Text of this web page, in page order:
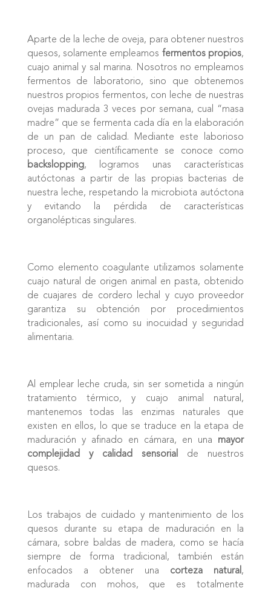
Aparte de la leche de oveja, para obtener nuestros
quesos, solamente empleamos fermentos propios,
cuajo animal y sal marina. Nosotros no empleamos
fermentos de laboratorio, sino que obtenemos
nuestros propios fermentos, con leche de nuestras
ovejas madurada 3 veces por semana, cual “masa
madre” que se fermenta cada día en la elaboración
de un pan de calidad. Mediante este laborioso
proceso, que científicamente se conoce como
backslopping, logramos unas características
autóctonas a partir de las propias bacterias de
nuestra leche, respetando la microbiota autóctona
y evitando la pérdida de características
organolépticas singulares.
Como elemento coagulante utilizamos solamente
cuajo natural de origen animal en pasta, obtenido
de cuajares de cordero lechal y cuyo proveedor
garantiza su obtención por procedimientos
tradicionales, así como su inocuidad y seguridad
alimentaria.
Al emplear leche cruda, sin ser sometida a ningún
tratamiento térmico, y cuajo animal natural,
mantenemos todas las enzimas naturales que
existen en ellos, lo que se traduce en la etapa de
maduración y afinado en cámara, en una mayor
complejidad y calidad sensorial de nuestros
quesos.
Los trabajos de cuidado y mantenimiento de los
quesos durante su etapa de maduración en la
cámara, sobre baldas de madera, como se hacía
siempre de forma tradicional, también están
enfocados a obtener una corteza natural,
madurada con mohos, que es totalmente